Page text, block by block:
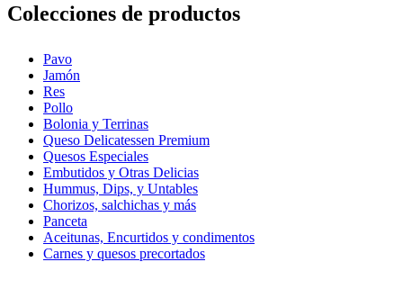
Colecciones de productos
Pavo
Jamón
Res
Pollo
Bolonia y Terrinas
Queso Delicatessen Premium
Quesos Especiales
Embutidos y Otras Delicias
Hummus, Dips, y Untables
Chorizos, salchichas y más
Panceta
Aceitunas, Encurtidos y condimentos
Carnes y quesos precortados